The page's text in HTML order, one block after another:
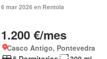
6 mar 2026 en Rentola
1.200 €/mes
Casco Antigo, Pontevedra